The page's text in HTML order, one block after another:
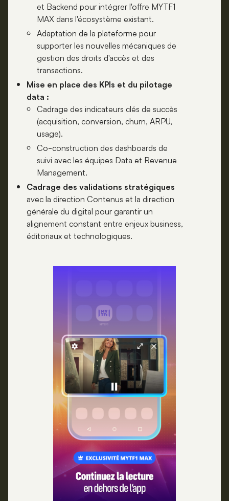
et Backend pour intégrer l'offre MYTF1
MAX dans l'écosystème existant.
Adaptation de la plateforme pour
supporter les nouvelles mécaniques de
gestion des droits d'accès et des
transactions.
Mise en place des KPIs et du pilotage
data :
Cadrage des indicateurs clés de succès
(acquisition, conversion, churn, ARPU,
usage).
Co-construction des dashboards de
suivi avec les équipes Data et Revenue
Management.
Cadrage des validations stratégiques
avec la direction Contenus et la direction
générale du digital pour garantir un
alignement constant entre enjeux business,
éditoriaux et technologiques.